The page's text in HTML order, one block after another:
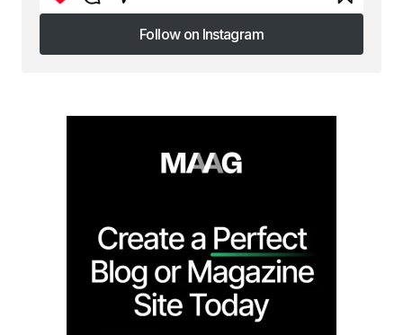
Follow on Instagram
Follow on Instagram